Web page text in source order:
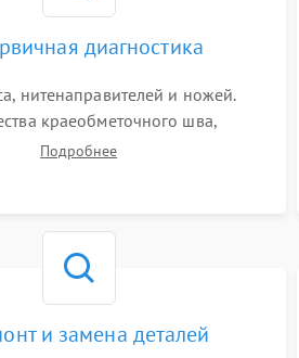
диагностика
нитенаправителей и ножей.
краеобметочного шва,
и работы педали. Выявление
Подробнее
и замена деталей